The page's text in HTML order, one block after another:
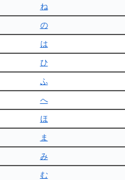
ね
の
は
ひ
ふ
へ
ほ
ま
み
む